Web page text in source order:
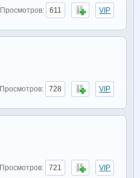
Просмотров: 611 VIP
Просмотров: 728 VIP
Просмотров: 721 VIP